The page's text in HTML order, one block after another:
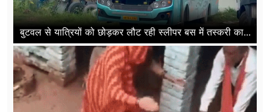
बुटवल से यात्रियों को छोड़कर लौट रही स्लीपर बस में तस्करी का...